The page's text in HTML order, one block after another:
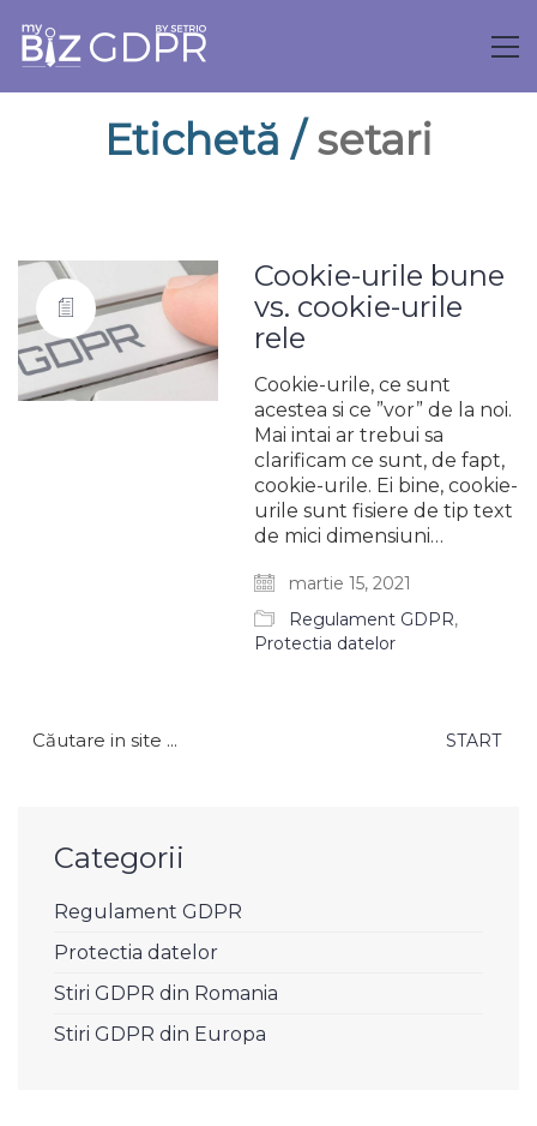
Etichetă /setari
Cookie-urile bune
vs. cookie-urile
rele
Cookie-urile, ce sunt
acestea si ce ”vor” de la noi.
Mai intai ar trebui sa
clarificam ce sunt, de fapt,
cookie-urile. Ei bine, cookie-
urile sunt fisiere de tip text
de mici dimensiuni…
martie 15, 2021
Regulament GDPR,
Protectia datelor
după:
Categorii
Regulament GDPR
Protectia datelor
Stiri GDPR din Romania
Stiri GDPR din Europa